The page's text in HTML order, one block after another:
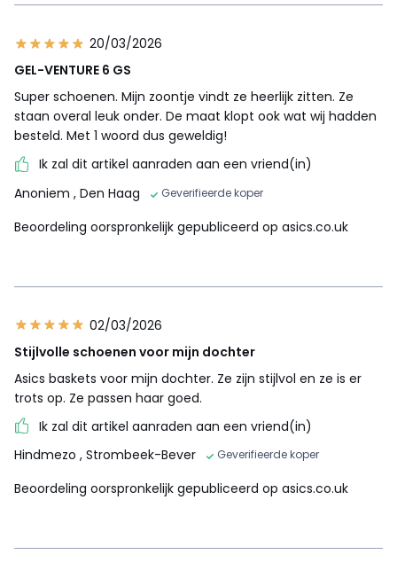
20/03/2026
GEL-VENTURE 6 GS
Super schoenen. Mijn zoontje vindt ze heerlijk zitten. Ze
staan overal leuk onder. De maat klopt ook wat wij hadden
besteld. Met 1 woord dus geweldig!
Ik zal dit artikel aanraden aan een vriend(in)
Anoniem , Den Haag Geverifieerde koper
Beoordeling oorspronkelijk gepubliceerd op asics.co.uk
02/03/2026
Stijlvolle schoenen voor mijn dochter
Asics baskets voor mijn dochter. Ze zijn stijlvol en ze is er
trots op. Ze passen haar goed.
Ik zal dit artikel aanraden aan een vriend(in)
Hindmezo , Strombeek-Bever Geverifieerde koper
Beoordeling oorspronkelijk gepubliceerd op asics.co.uk